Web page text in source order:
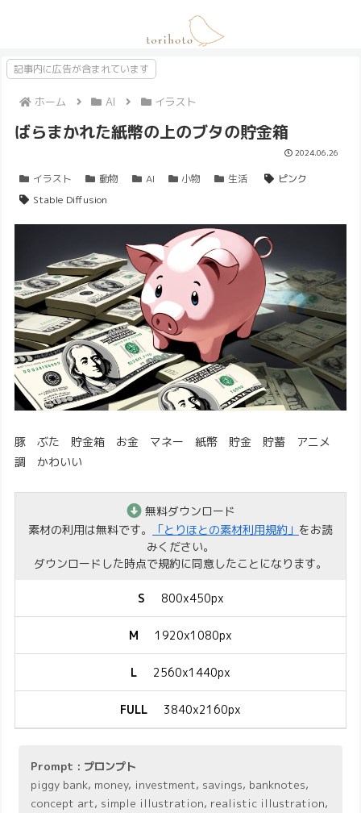
記事内に広告が含まれています
ホーム AI イラスト
ばらまかれた紙幣の上のブタの貯金箱
2024.06.26
イラスト 動物 AI 小物 生活
ピンク
Stable Diffusion
豚 ぶた 貯金箱 お金 マネー 紙幣 貯金 貯蓄 アニメ
調 かわいい
無料ダウンロード
素材の利用は無料です。
「とりほとの素材利用規約」 をお読
みください。
ダウンロードした時点で規約に同意したことになります。
S 800x450px
M 1920x1080px
L 2560x1440px
FULL 3840x2160px
Prompt : プロンプト
piggy bank, money, investment, savings, banknotes,
concept art, simple illustration, realistic illustration,